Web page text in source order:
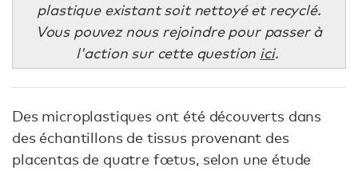
plastique existant soit nettoyé et recyclé.
Vous pouvez nous rejoindre pour passer à
l'action sur cette question ici.
Des microplastiques ont été découverts dans
des échantillons de tissus provenant des
placentas de quatre fœtus, selon une étude